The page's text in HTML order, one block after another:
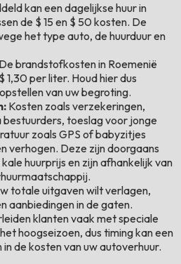
kan een dagelijkse huur in
de $ 15 en $ 50 kosten. De
het type auto, de huurduur en
De brandstofkosten in Roemenië
per liter. Houd hier dus
van uw begroting.
Kosten zoals verzekeringen,
toeslag voor jonge
zoals GPS of babyzitjes
verhogen. Deze zijn doorgaans
huurprijs en zijn afhankelijk van
totale uitgaven wilt verlagen,
aanbiedingen in de gaten.
klanten vaak met speciale
hoogseizoen, dus timing kan een
de kosten van uw autoverhuur.